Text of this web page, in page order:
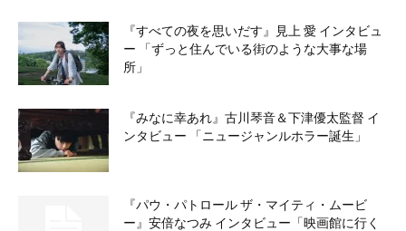
『すべての夜を思いだす』見上 愛 インタビュ
ー 「ずっと住んでいる街のような大事な場
所」
『みなに幸あれ』古川琴音＆下津優太監督 イ
ンタビュー 「ニュージャンルホラー誕生」
『パウ・パトロール ザ・マイティ・ムービ
ー』安倍なつみ インタビュー「映画館に行く